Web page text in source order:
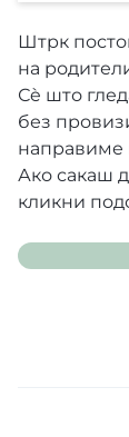
Штрк
на
Сè што
без
направиме
Ако сакаш
кликни